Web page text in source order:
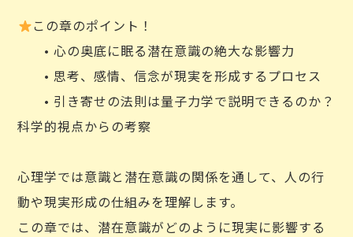
この章のポイント！
• 心の奥底に眠る潜在意識の絶大な影響力
• 思考、感情、信念が現実を形成するプロセス
• 引き寄せの法則は量子力学で説明できるのか？
科学的視点からの考察
心理学では意識と潜在意識の関係を通して、人の行
動や現実形成の仕組みを理解します。
この章では、潜在意識がどのように現実に影響する